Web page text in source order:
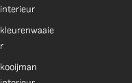
interieur
kleurenwaaie
r
kooijman